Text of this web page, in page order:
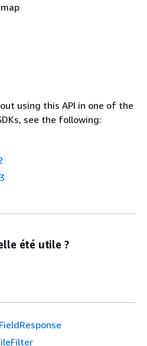
using this API in one of the
see the following:
été utile ?